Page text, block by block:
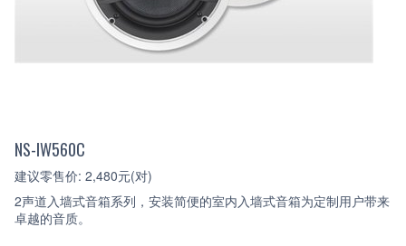
NS-IW560C
建议零售价: 2,480元(对)
2声道入墙式音箱系列，安装简便的室内入墙式音箱为定制用户带来
卓越的音质。